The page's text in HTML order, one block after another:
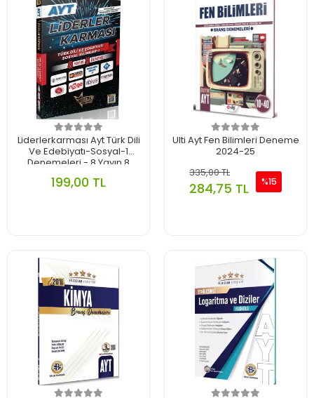
Liderlerkarması Ayt Türk Dili
Ve Edebiyatı-Sosyal-1
Denemeleri - 8 Yayın 8
199,00 TL
Ulti Ayt Fen Bilimleri Deneme
2024-25
335,00 TL
284,75 TL %15